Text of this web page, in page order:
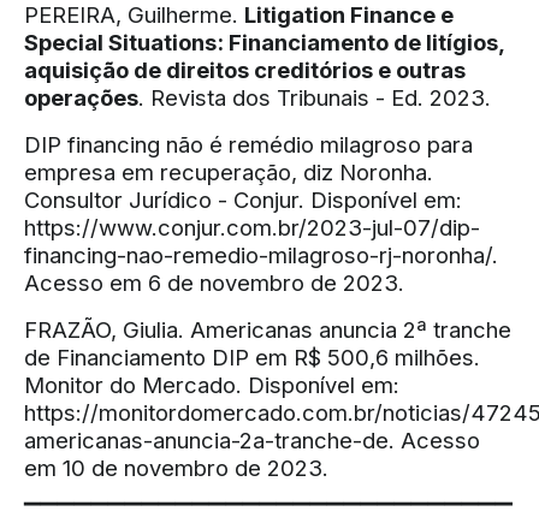
PEREIRA, Guilherme. Litigation Finance e
Special Situations: Financiamento de litígios,
aquisição de direitos creditórios e outras
operações. Revista dos Tribunais - Ed. 2023.
DIP financing não é remédio milagroso para
empresa em recuperação, diz Noronha.
Consultor Jurídico - Conjur. Disponível em:
https://www.conjur.com.br/2023-jul-07/dip-
financing-nao-remedio-milagroso-rj-noronha/.
Acesso em 6 de novembro de 2023.
FRAZÃO, Giulia. Americanas anuncia 2ª tranche
de Financiamento DIP em R$ 500,6 milhões.
Monitor do Mercado. Disponível em:
https://monitordomercado.com.br/noticias/
americanas-anuncia-2a-tranche-de. Acesso
em 10 de novembro de 2023.
▔▔▔▔▔▔▔▔▔▔▔▔▔▔▔▔▔▔▔▔▔▔▔▔▔▔▔▔▔